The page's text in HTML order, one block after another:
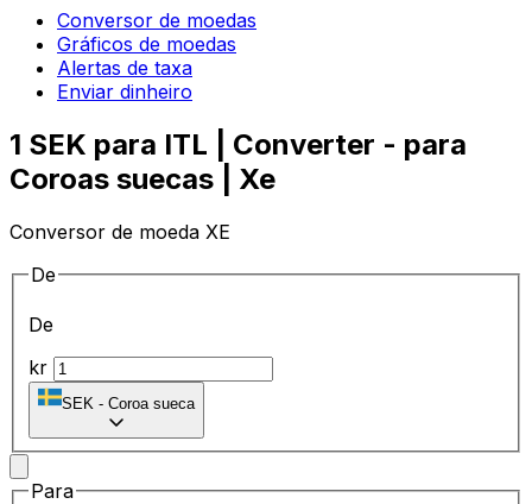
Conversor de moedas
Gráficos de moedas
Alertas de taxa
Enviar dinheiro
1 SEK para ITL | Converter - para
Coroas suecas | Xe
Conversor de moeda XE
De
De
kr
SEK - Coroa sueca
Para